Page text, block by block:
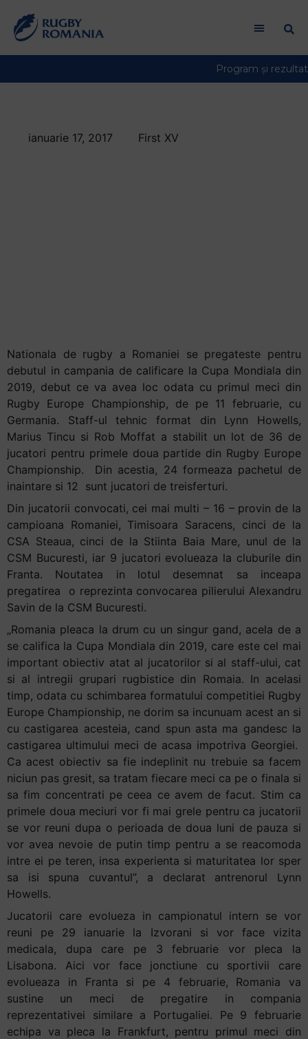
ianuarie 17, 2017 First XV
Nationala de rugby a Romaniei se pregateste pentru
debutul in campania de calificare la Cupa Mondiala din
2019, debut ce va avea loc odata cu primul meci din
Rugby Europe Championship, de pe 11 februarie, cu
Germania. Staff-ul tehnic format din Lynn Howells,
Marius Tincu si Rob Moffat a stabilit un lot de 36 de
jucatori pentru primele doua partide din Rugby Europe
Championship. Din acestia, 24 formeaza pachetul de
inaintare si 12 sunt jucatori de treisferturi.
Din jucatorii convocati, cei mai multi – 16 – provin de la
campioana Romaniei, Timisoara Saracens, cinci de la
CSA Steaua, cinci de la Stiinta Baia Mare, unul de la
CSM Bucuresti, iar 9 jucatori evolueaza la cluburile din
Franta. Noutatea in lotul desemnat sa inceapa
pregatirea o reprezinta convocarea pilierului Alexandru
Savin de la CSM Bucuresti.
„Romania pleaca la drum cu un singur gand, acela de a
se califica la Cupa Mondiala din 2019, care este cel mai
important obiectiv atat al jucatorilor si al staff-ului, cat
si al intregii grupari rugbistice din Romaia. In acelasi
timp, odata cu schimbarea formatului competitiei Rugby
Europe Championship, ne dorim sa incunuam acest an si
cu castigarea acesteia, cand spun asta ma gandesc la
castigarea ultimului meci de acasa impotriva Georgiei.
Ca acest obiectiv sa fie indeplinit nu trebuie sa facem
niciun pas gresit, sa tratam fiecare meci ca pe o finala si
sa fim concentrati pe ceea ce avem de facut. Stim ca
primele doua meciuri vor fi mai grele pentru ca jucatorii
se vor reuni dupa o perioada de doua luni de pauza si
vor avea nevoie de putin timp pentru a se reacomoda
intre ei pe teren, insa experienta si maturitatea lor sper
sa isi spuna cuvantul”, a declarat antrenorul Lynn
Howells.
Jucatorii care evolueza in campionatul intern se vor
reuni pe 29 ianuarie la Izvorani si vor face vizita
medicala, dupa care pe 3 februarie vor pleca la
Lisabona. Aici vor face jonctiune cu sportivii care
evolueaza in Franta si pe 4 februarie, Romania va
sustine un meci de pregatire in compania
reprezentativei similare a Portugaliei. Pe 9 februarie
echipa va pleca la Frankfurt, pentru primul meci din